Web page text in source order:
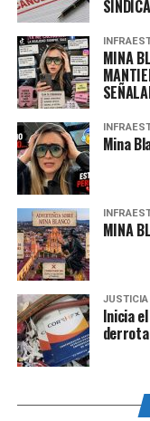
admin
MINA
Mina
MINA
JUSTICIA
Inicia
derrota